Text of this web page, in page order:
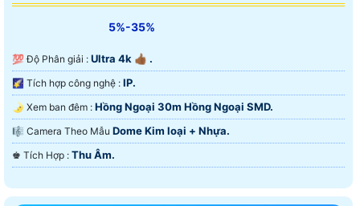
5%-35%
💯 Độ Phân giải : Ultra 4k 👍🏾 .
🌠 Tích hợp công nghệ : IP.
🌛 Xem ban đêm : Hồng Ngoại 30m Hồng Ngoại SMD.
🎼️ Camera Theo Mẫu Dome Kim loại + Nhựa.
️♚ Tích Hợp : Thu Âm.